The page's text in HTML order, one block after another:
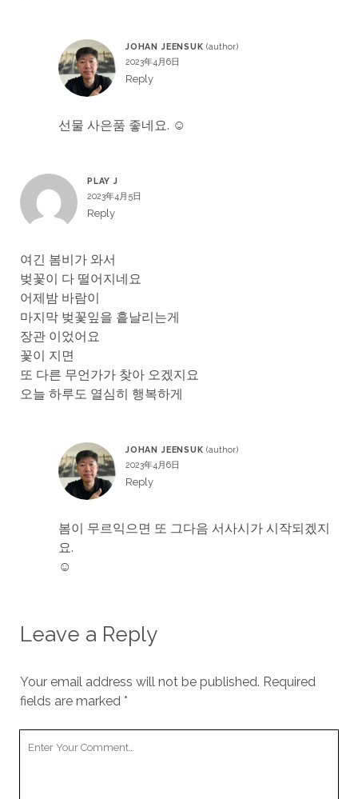
JOHAN JEENSUK
2023年4月6日
Reply
선물 사은품 좋네요. ☺
PLAY J
2023年4月5日
Reply
여긴 봄비가 와서
벚꽃이 다 떨어지네요
어제밤 바람이
마지막 벚꽃잎을 흩날리는게
장관 이었어요
꽃이 지면
또 다른 무언가가 찾아 오겠지요
오늘 하루도 열심히 행복하게
JOHAN JEENSUK
2023年4月6日
Reply
봄이 무르익으면 또 그다음 서사시가 시작되겠지
요.
☺
Leave a Reply
Your email address will not be published. Required
fields are marked *